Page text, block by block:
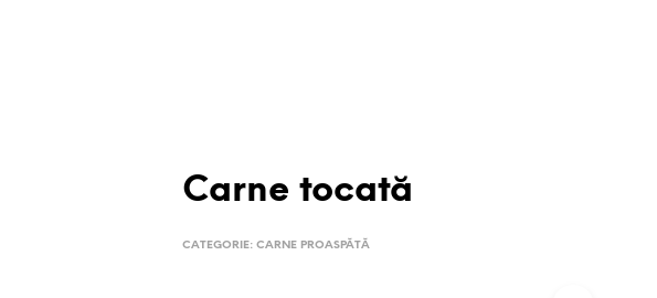
Carne tocată
CATEGORIE: CARNE PROASPĂTĂ